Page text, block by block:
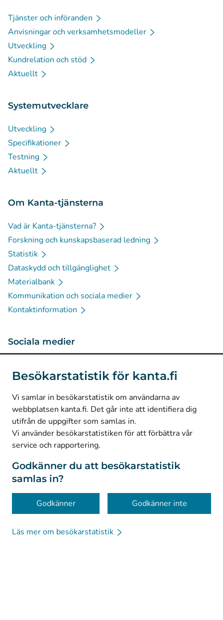
Besökarstatistik för kanta.fi
Vi samlar in besökarstatistik om användarna av
webbplatsen kanta.fi. Det går inte att identifiera dig
utifrån de uppgifter som samlas in.
Vi använder besökarstatistiken för att förbättra vår
service och rapportering.
Godkänner du att besökarstatistik
samlas in?
Godkänner Godkänner inte
Läs mer om besökarstatistik
Tjänster och införanden
Anvisningar och verksamhetsmodeller
Utveckling
Kundrelation och stöd
Aktuellt
Systemutvecklare
Utveckling
Specifikationer
Testning
Aktuellt
Om Kanta-tjänsterna
Vad är Kanta-tjänsterna?
Forskning och kunskapsbaserad ledning
Statistik
Dataskydd och tillgänglighet
Materialbank
Kommunikation och sociala medier
Kontaktinformation
Sociala medier
LinkedIn(Avautuu uuteen välilehteen)
Facebook
Avautuu uuteen välilehteen)
© Kanta-Palvelut, Kansaneläkelaitos
Dataskydd
Om webbplatsen
Tillgänglighet
Kakor